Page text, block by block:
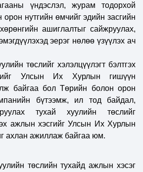
үндэслэл, журам тодорхой
нутгийн өмчийг эдийн засгийн
ашиглалтыг сайжруулах,
эерэг нөлөө үзүүлэх ач
төслийг хэлэлцүүлэгт бэлтгэх
Улсын Их Хурлын гишүүн
байгаа болТөрийн болон орон
бүтээмж, ил тод байдал,
тухай хуулийн төслийг
ажлын хэсгийг Улсын Их Хурлын
ахлан ажиллаж байгаа юм.
төслийн тухайд ажлын хэсэг